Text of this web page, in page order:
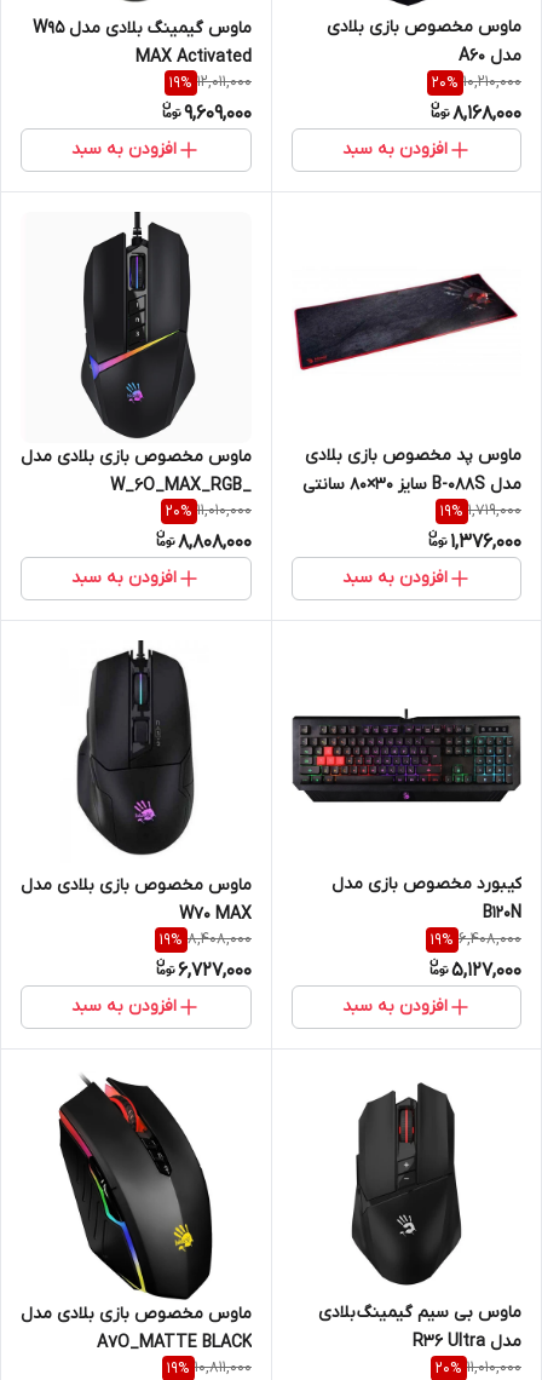
ماوس مخصوص بازی بلادی
مدل A60
10,210,000
20%
8,168,000
افزودن به سبد
ماوس گیمینگ بلادی مدل W95
MAX Activated
12,011,000
19%
9,609,000
افزودن به سبد
ماوس پد مخصوص بازی بلادی
مدل B-088S سایز 30×80 سانتی
متر
1,719,000
19%
1,376,000
افزودن به سبد
ماوس مخصوص بازی بلادی مدل
W_6O_MAX_RGB_
ACTIVATED
11,010,000
20%
8,808,000
افزودن به سبد
کیبورد مخصوص بازی مدل
B120N
6,408,000
19%
5,127,000
افزودن به سبد
ماوس مخصوص بازی بلادی مدل
W70 MAX
8,408,000
19%
6,727,000
افزودن به سبد
ماوس بی سیم گیمینگ بلادی
مدل R36 Ultra
11,010,000
20%
ماوس مخصوص بازی بلادی مدل
A7O_MATTE BLACK
10,811,000
19%